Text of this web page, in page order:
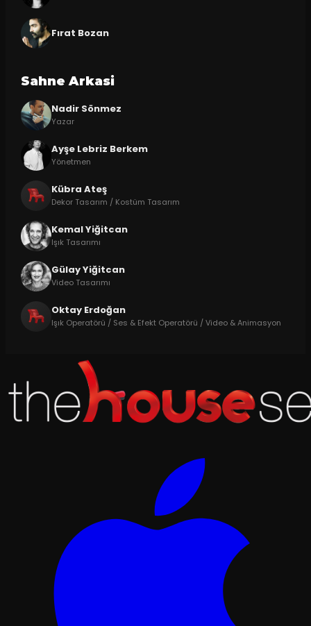
Fırat Bozan
Sahne Arkasi
Nadir Sönmez
Yazar
Ayşe Lebriz Berkem
Yönetmen
Kübra Ateş
Dekor Tasarım / Kostüm Tasarım
Kemal Yiğitcan
Işık Tasarımı
Gülay Yiğitcan
Video Tasarımı
Oktay Erdoğan
Işık Operatörü / Ses & Efekt Operatörü / Video & Animasyon